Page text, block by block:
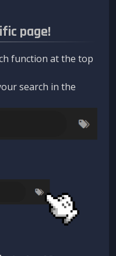
page!
function at the top
search in the